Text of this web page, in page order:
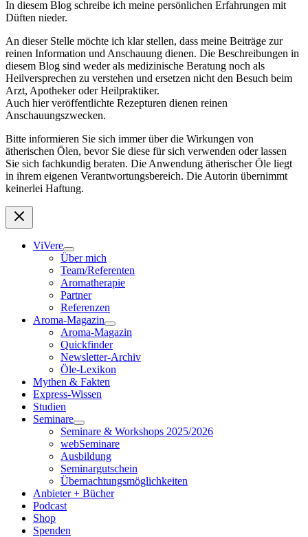
In diesem Blog schreibe ich meine persönlichen Erfahrungen mit
Düften nieder.
An dieser Stelle möchte ich klar stellen, dass meine Beiträge zur
reinen Information und Anschauung dienen. Die Beschreibungen in
diesem Blog sind weder als medizinische Beratung noch als
Heilversprechen zu verstehen und ersetzen nicht den Besuch beim
Arzt, Apotheker oder Heilpraktiker.
Auch hier veröffentlichte Rezepturen dienen reinen
Anschauungszwecken.
Bitte informieren Sie sich immer über die Wirkungen von
ätherischen Ölen, bevor Sie diese für sich verwenden oder lassen
Sie sich fachkundig beraten. Die Anwendung ätherischer Öle liegt
in ihrem eigenen Verantwortungsbereich. Die Autorin übernimmt
keinerlei Haftung.
ViVere
Über mich
Team/Referenten
Aromatherapie
Partner
Referenzen
Aroma-Magazin
Aroma-Magazin
Quickfinder
Newsletter-Archiv
Öle-Lexikon
Mythen & Fakten
Express-Wissen
Studien
Seminare
Seminare & Workshops 2025/2026
webSeminare
Ausbildung
Seminargutschein
Übernachtungsmöglichkeiten
Anbieter + Bücher
Podcast
Shop
Spenden